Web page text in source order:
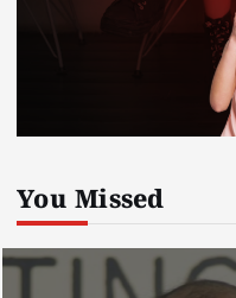
You Missed